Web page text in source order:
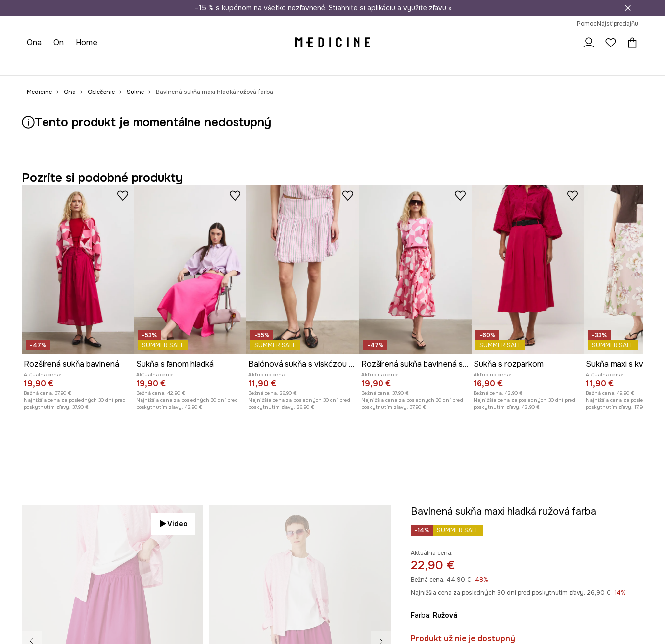
Doprava zadarmo od 50 € Odoslanie aj do 24 hodín 30 dní na vrátenie tovaru
–15 % s kupónom na všetko nezľavnené. Stiahnite si aplikáciu a využite zľavu »
PomocNájsť predajňu
Ona On Home
Medicine Ona Oblečenie Sukne Bavlnená sukňa maxi hladká ružová farba
Tento produkt je momentálne nedostupný
Pozrite si podobné produkty
-47%
Rozšírená sukňa bavlnená
Aktuálna cena:
19,90 €
Bežná cena: 37,90 €
Najnižšia cena za posledných 30 dní pred
poskytnutím zľavy: 37,90 €
-53%
SUMMER SALE
Sukňa s ľanom hladká
Aktuálna cena:
19,90 €
Bežná cena: 42,90 €
Najnižšia cena za posledných 30 dní pred
poskytnutím zľavy: 42,90 €
-55%
SUMMER SALE
Balónová sukňa s viskózou s pásikavým vzorom
Aktuálna cena:
11,90 €
Bežná cena: 26,90 €
Najnižšia cena za posledných 30 dní pred
poskytnutím zľavy: 26,90 €
-47%
Rozšírená sukňa bavlnená s kvetmi
Aktuálna cena:
19,90 €
Bežná cena: 37,90 €
Najnižšia cena za posledných 30 dní pred
poskytnutím zľavy: 37,90 €
-60%
SUMMER SALE
Sukňa s rozparkom
Aktuálna cena:
16,90 €
Bežná cena: 42,90 €
Najnižšia cena za posledných 30 dní pred
poskytnutím zľavy: 42,90 €
-33%
SUMMER SALE
Sukňa maxi s
Aktuálna cena:
11,90 €
Bežná cena: 49,90 €
Najnižšia cena za posledných
poskytnutím zľavy: 17,90 €
Video
Bavlnená sukňa maxi hladká ružová farba
-14% SUMMER SALE
Aktuálna cena:
22,90 €
Bežná cena: 44,90 €-48%
Najnižšia cena za posledných 30 dní pred poskytnutím zľavy: 26,90 € -14%
Farba: ružová
Produkt už nie je dostupný